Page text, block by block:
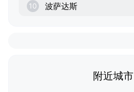
10 波萨达斯
附近城市